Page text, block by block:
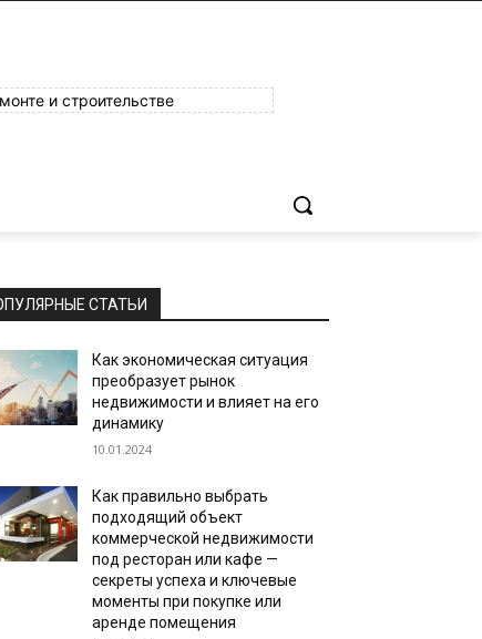
и строительстве
СТАТЬИ
Как экономическая ситуация
преобразует рынок
недвижимости и влияет на его
динамику
10.01.2024
Как правильно выбрать
подходящий объект
коммерческой недвижимости
под ресторан или кафе —
секреты успеха и ключевые
моменты при покупке или
аренде помещения